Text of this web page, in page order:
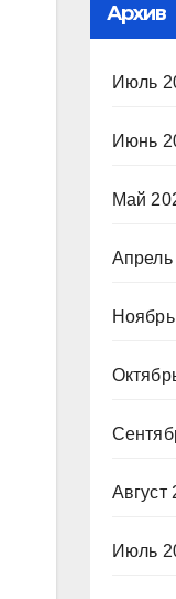
Архив
Июль
Июнь
Май
Апрель
Август
Июль